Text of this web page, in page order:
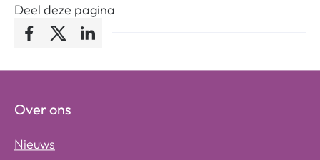
Deel deze pagina
Facebook
TwitterLinkedIn
Over ons
Nieuws